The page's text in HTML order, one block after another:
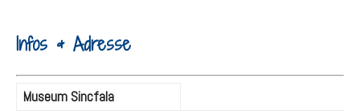
Infos & Adresse
Museum Sincfala